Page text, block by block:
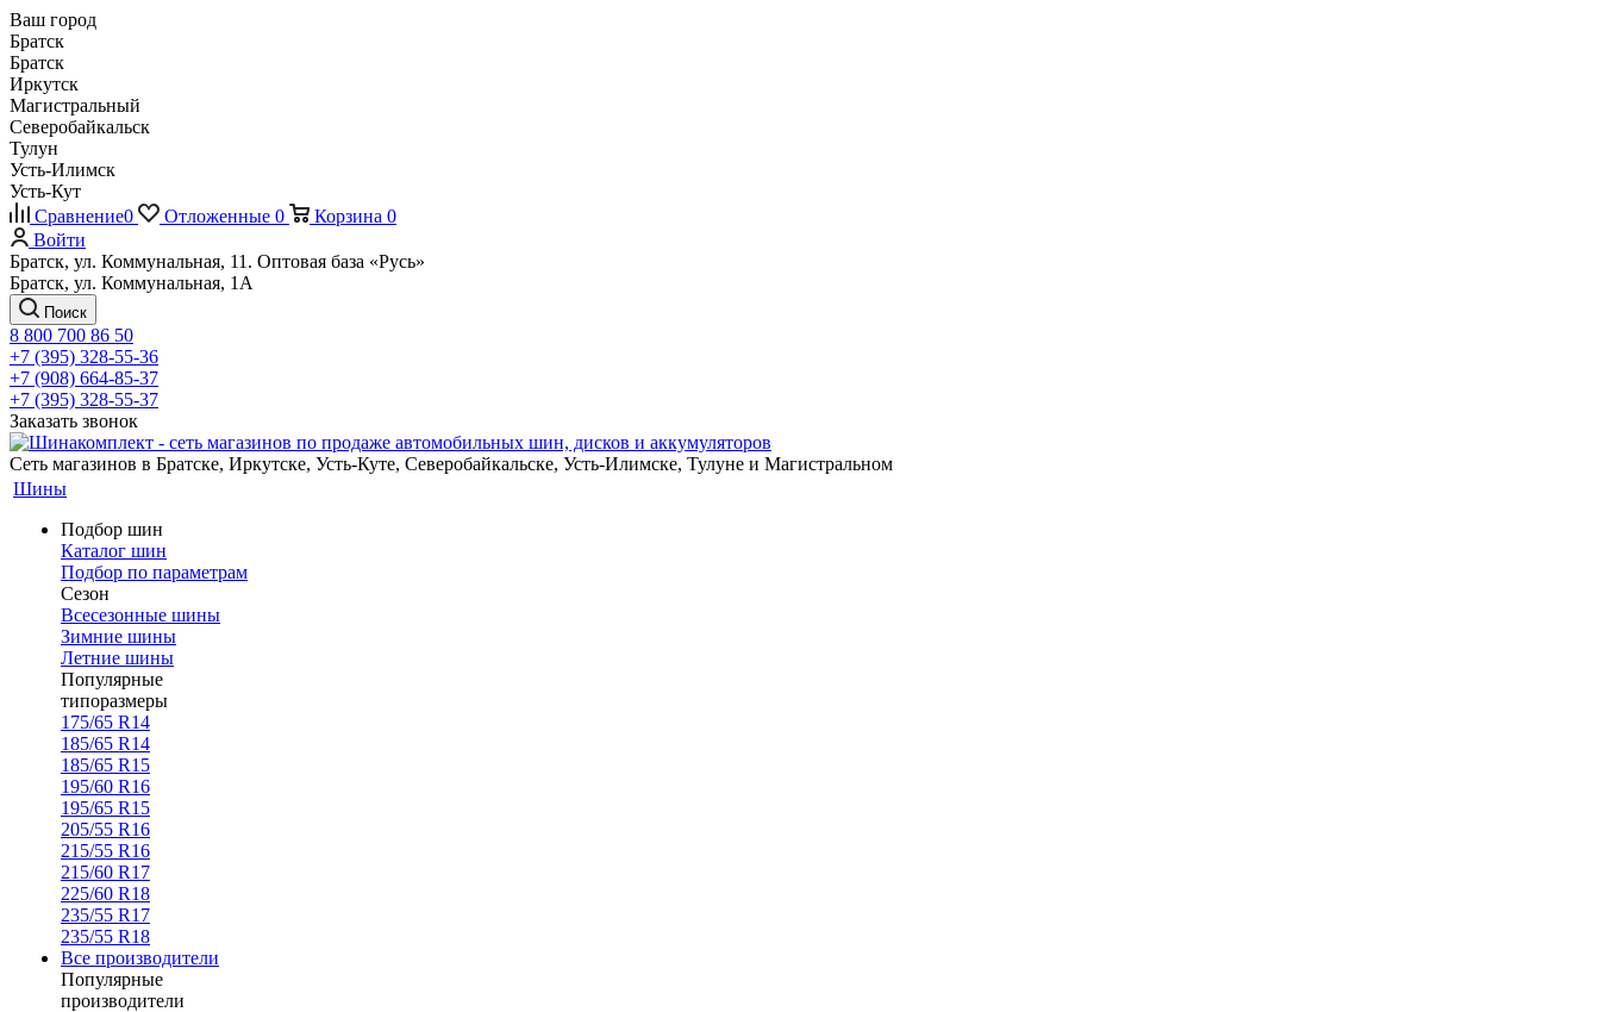
Ваш город
Братск
Братск
Иркутск
Магистральный
Северобайкальск
Тулун
Усть-Илимск
Усть-Кут
Сравнение0 Отложенные 0 Корзина 0
Войти
Братск, ул. Коммунальная, 11. Оптовая база «Русь»
Братск, ул. Коммунальная, 1А
Поиск
8 800 700 86 50
+7 (395) 328-55-36
+7 (908) 664-85-37
+7 (395) 328-55-37
Заказать звонок
Сеть магазинов в Братске, Иркутске, Усть-Куте, Северобайкальске, Усть-Илимске, Тулуне и Магистральном
Шины
Подбор шин
Каталог шин
Подбор по параметрам
Сезон
Всесезонные шины
Зимние шины
Летние шины
Популярные
типоразмеры
175/65 R14
185/65 R14
185/65 R15
195/60 R16
195/65 R15
205/55 R16
215/55 R16
215/60 R17
225/60 R18
235/55 R17
235/55 R18
Все производители
Популярные
производители